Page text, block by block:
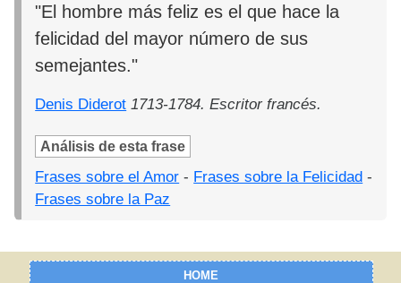
"El hombre más feliz es el que hace la
felicidad del mayor número de sus
semejantes."
Denis Diderot 1713-1784. Escritor francés.
Análisis de esta frase
Frases sobre el Amor - Frases sobre la Felicidad -
Frases sobre la Paz
HOME